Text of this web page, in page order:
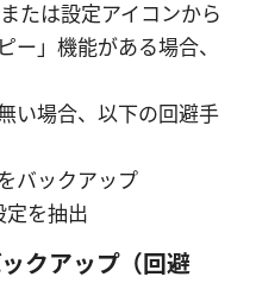
たは設定アイコンから
ー」機能がある場合、
い場合、以下の回避手
バックアップ
を抽出
クアップ（回避